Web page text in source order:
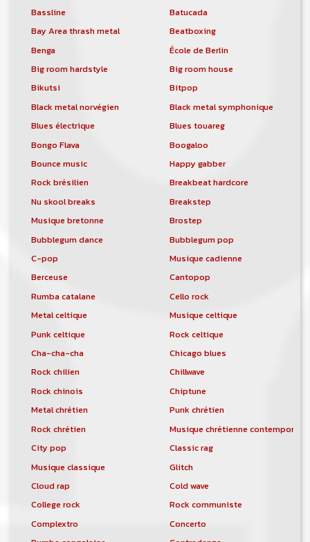
Bassline
Batucada
Bay Area thrash metal
Beatboxing
Benga
École de Berlin
Big room hardstyle
Big room house
Bikutsi
Bitpop
Black metal norvégien
Black metal symphonique
Blues électrique
Blues touareg
Bongo Flava
Boogaloo
Bounce music
Happy gabber
Rock brésilien
Breakbeat hardcore
Nu skool breaks
Breakstep
Musique bretonne
Brostep
Bubblegum dance
Bubblegum pop
C-pop
Musique cadienne
Berceuse
Cantopop
Rumba catalane
Cello rock
Metal celtique
Musique celtique
Punk celtique
Rock celtique
Cha-cha-cha
Chicago blues
Rock chilien
Chillwave
Rock chinois
Chiptune
Metal chrétien
Punk chrétien
Rock chrétien
Musique chrétienne
City pop
Classic rag
Musique classique
Glitch
Cloud rap
Cold wave
College rock
Rock communiste
Complextro
Concerto